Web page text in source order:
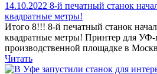
14.10.2022 8-й печатный станок
квадратные метры!
Итого 8!!! 8-й печатный станок
квадратные метры! Принтер для УФ-
производственной площадке в
Читать